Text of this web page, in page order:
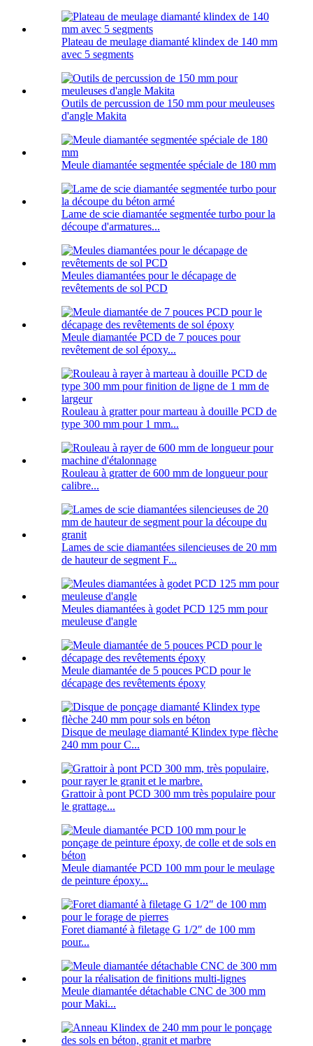
Plateau de meulage diamanté klindex de 140 mm
avec 5 segments
Outils de percussion de 150 mm pour meuleuses
d'angle Makita
Meule diamantée segmentée spéciale de 180 mm
Lame de scie diamantée segmentée turbo pour la
découpe d'armatures...
Meules diamantées pour le décapage de
revêtements de sol PCD
Meule diamantée PCD de 7 pouces pour
revêtement de sol époxy...
Rouleau à gratter pour marteau à douille PCD de
type 300 mm pour 1 mm...
Rouleau à gratter de 600 mm de longueur pour
calibre...
Lames de scie diamantées silencieuses de 20 mm
de hauteur de segment F...
Meules diamantées à godet PCD 125 mm pour
meuleuse d'angle
Meule diamantée de 5 pouces PCD pour le
décapage des revêtements époxy
Disque de meulage diamanté Klindex type flèche
240 mm pour C...
Grattoir à pont PCD 300 mm très populaire pour
le grattage...
Meule diamantée PCD 100 mm pour le meulage
de peinture époxy...
Foret diamanté à filetage G 1/2″ de 100 mm
pour...
Meule diamantée détachable CNC de 300 mm
pour Maki...